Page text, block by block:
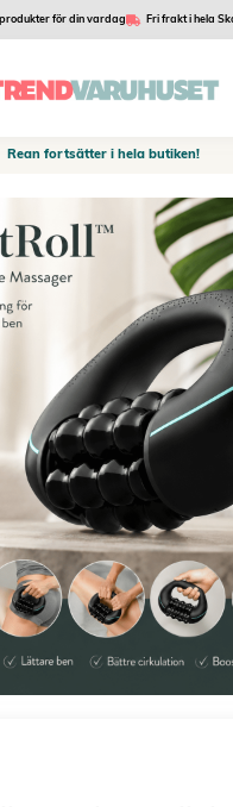
för din vardag Fri frakt i hela
Rean fortsätter i hela butiken!